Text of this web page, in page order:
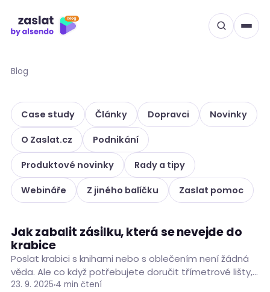
obsah
Blog
Case study Články Dopravci Novinky
O Zaslat.cz Podnikání
Produktové novinky Rady a tipy
Webináře Z jiného balíčku Zaslat pomoc
RADY A TIPY
Jak zabalit zásilku, která se nevejde do
krabice
Poslat krabici s knihami nebo s oblečením není žádná
věda. Ale co když potřebujete doručit třímetrové lišty,
koberec, kousek nábytku nebo křehkou dekoraci?
23. 9. 2025 4 min čtení